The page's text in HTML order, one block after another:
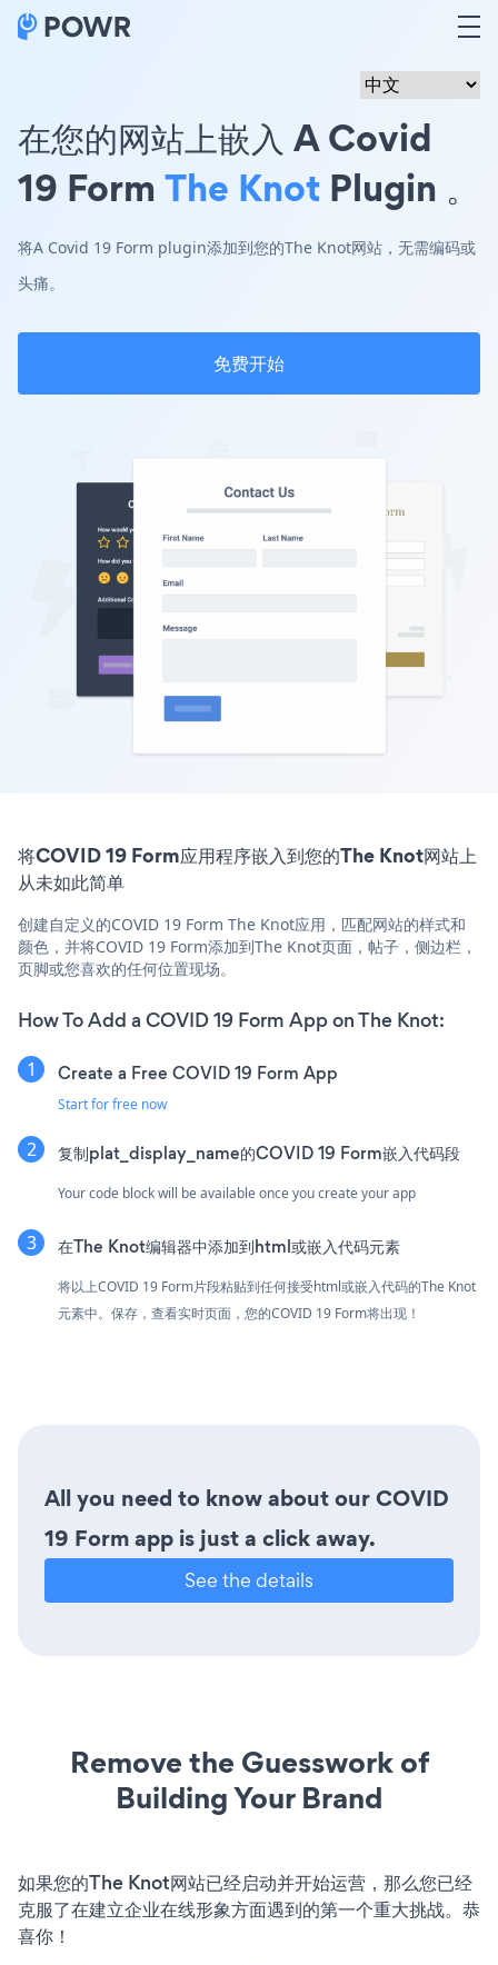
在您的网站上嵌入 A Covid
19 Form The Knot Plugin 。
将A Covid 19 Form plugin添加到您的The Knot网站，无需编码或
头痛。
免费开始
将COVID 19 Form应用程序嵌入到您的The Knot网站上
从未如此简单
创建自定义的COVID 19 Form The Knot应用，匹配网站的样式和
颜色，并将COVID 19 Form添加到The Knot页面，帖子，侧边栏，
页脚或您喜欢的任何位置现场。
How To Add a COVID 19 Form App on The Knot:
Create a Free COVID 19 Form App
Start for free now
复制plat_display_name的COVID 19 Form嵌入代码段
Your code block will be available once you create your app
在The Knot编辑器中添加到html或嵌入代码元素
将以上COVID 19 Form片段粘贴到任何接受html或嵌入代码的The Knot
元素中。保存，查看实时页面，您的COVID 19 Form将出现！
All you need to know about our COVID
19 Form app is just a click away.
See the details
Remove the Guesswork of
Building Your Brand
如果您的The Knot网站已经启动并开始运营，那么您已经
克服了在建立企业在线形象方面遇到的第一个重大挑战。恭
喜你！